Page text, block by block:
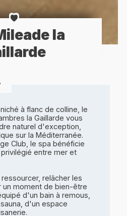
la
à flanc de colline, le
la Gaillarde vous
naturel d'exception,
sur la Méditerranée.
Club, le spa bénéficie
entre mer et
relâcher les
un moment de bien-être
d'un bain à remous,
d'un espace